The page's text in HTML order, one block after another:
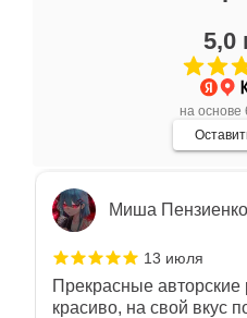
5,0
на основе
Очень большой выбор
индивидуально и
красотой! Трудно не
Отзыв Яндекс.Карты
Миша Пензиенко
13 июля
Прекрасные авторские
красиво, на свой вкус